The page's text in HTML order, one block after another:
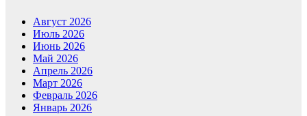
Август 2026
Июль 2026
Июнь 2026
Май 2026
Апрель 2026
Март 2026
Февраль 2026
Январь 2026